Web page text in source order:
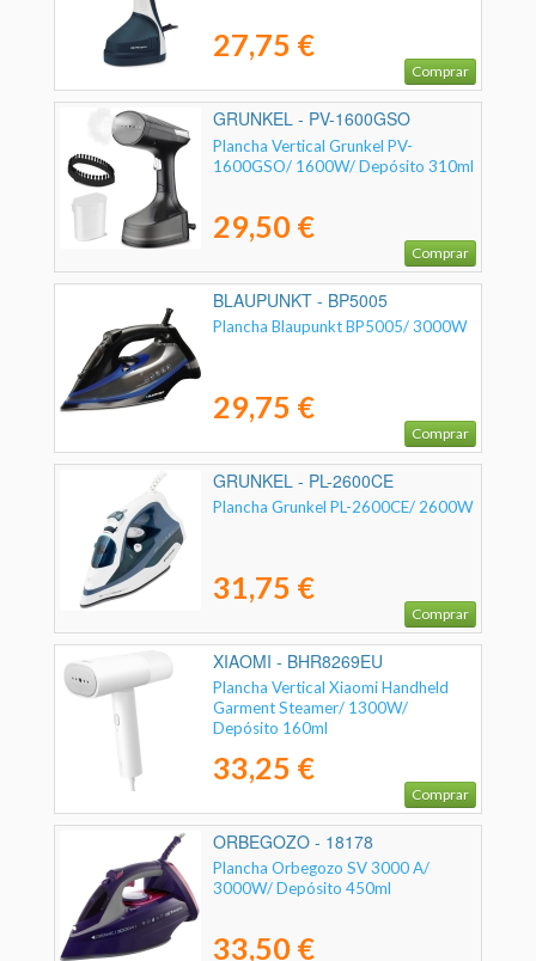
27,75 €
Comprar
GRUNKEL - PV-1600GSO
Plancha Vertical Grunkel PV-
1600GSO/ 1600W/ Depósito 310ml
29,50 €
Comprar
BLAUPUNKT - BP5005
Plancha Blaupunkt BP5005/ 3000W
29,75 €
Comprar
GRUNKEL - PL-2600CE
Plancha Grunkel PL-2600CE/ 2600W
31,75 €
Comprar
XIAOMI - BHR8269EU
Plancha Vertical Xiaomi Handheld
Garment Steamer/ 1300W/
Depósito 160ml
33,25 €
Comprar
ORBEGOZO - 18178
Plancha Orbegozo SV 3000 A/
3000W/ Depósito 450ml
33,50 €